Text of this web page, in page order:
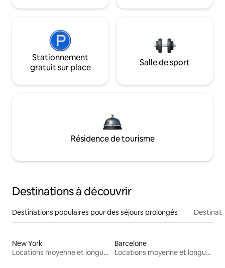
Stationnement
gratuit sur place
Salle de sport
Résidence de tourisme
Destinations à découvrir
Destinations populaires pour des séjours prolongés
New York
Locations moyenne et longue durée
Barcelone
Locations moyenne et longue durée